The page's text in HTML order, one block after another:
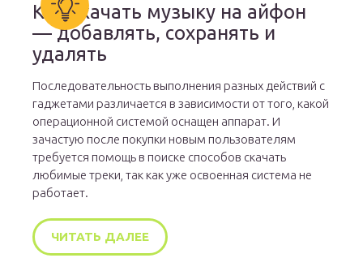
Как скачать музыку на айфон
— добавлять, сохранять и
удалять
Последовательность выполнения разных действий с
гаджетами различается в зависимости от того, какой
операционной системой оснащен аппарат. И
зачастую после покупки новым пользователям
требуется помощь в поиске способов скачать
любимые треки, так как уже освоенная система не
работает.
ЧИТАТЬ ДАЛЕЕ